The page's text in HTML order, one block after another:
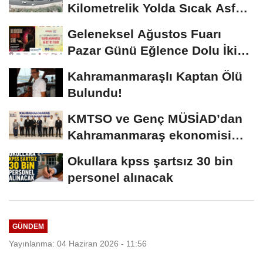
Kilometrelik Yolda Sıcak Asfalt
Geleneksel Ağustos Fuarı
Pazar Günü Eğlence Dolu İki
Kahramanmaraşlı Kaptan Ölü
Bulundu!
KMTSO ve Genç MÜSİAD’dan
Kahramanmaraş ekonomisi
Okullara kpss şartsız 30 bin
personel alınacak
GÜNDEM
Yayınlanma: 04 Haziran 2026 - 11:56